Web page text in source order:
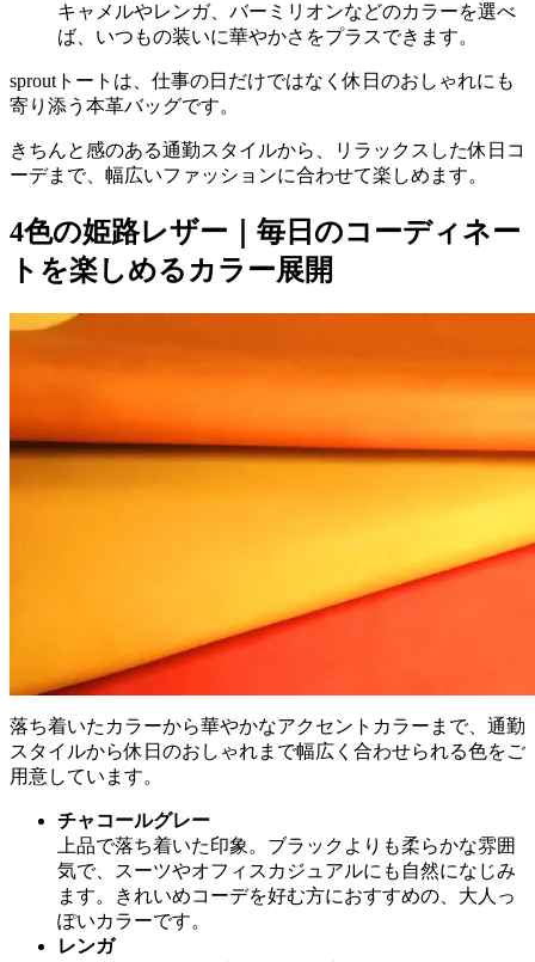
キャメルやレンガ、バーミリオンなどのカラーを選べ
ば、いつもの装いに華やかさをプラスできます。
sproutトートは、仕事の日だけではなく休日のおしゃれにも
寄り添う本革バッグです。
きちんと感のある通勤スタイルから、リラックスした休日コ
ーデまで、幅広いファッションに合わせて楽しめます。
4色の姫路レザー｜毎日のコーディネー
トを楽しめるカラー展開
落ち着いたカラーから華やかなアクセントカラーまで、通勤
スタイルから休日のおしゃれまで幅広く合わせられる色をご
用意しています。
チャコールグレー
上品で落ち着いた印象。ブラックよりも柔らかな雰囲
気で、スーツやオフィスカジュアルにも自然になじみ
ます。きれいめコーデを好む方におすすめの、大人っ
ぽいカラーです。
レンガ